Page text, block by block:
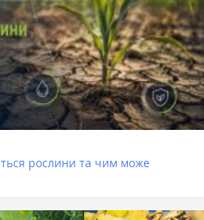
рослини та чим може